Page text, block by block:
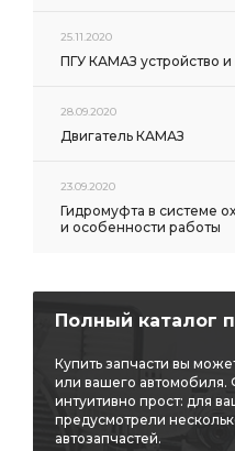
25.11.2020
ПГУ КАМАЗ устройство
28.09.2020
Двигатель КАМАЗ
23.09.2020
Гидромуфта в системе
и особенности работы
Полный каталог
Купить запчасти вы
или вашего автомобиля.
интуитивно прост: для
предусмотрели
автозапчастей.